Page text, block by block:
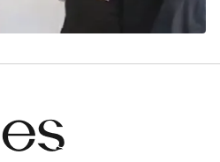
VTV.vn khi phát hành lại